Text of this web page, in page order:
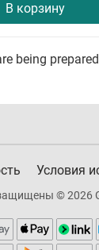
В корзину
being
Условия
© 2026